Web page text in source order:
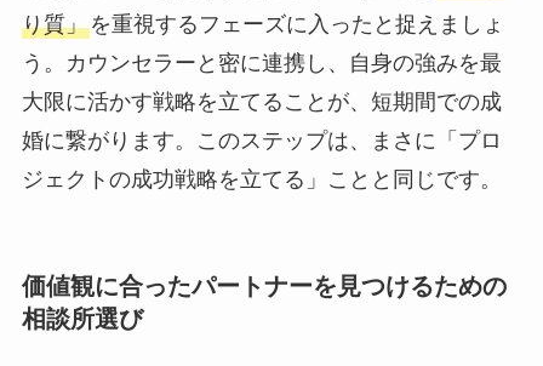
り質」を重視するフェーズに入ったと捉えましょ
う。カウンセラーと密に連携し、自身の強みを最
大限に活かす戦略を立てることが、短期間での成
婚に繋がります。このステップは、まさに「プロ
ジェクトの成功戦略を立てる」ことと同じです。
価値観に合ったパートナーを見つけるための
相談所選び